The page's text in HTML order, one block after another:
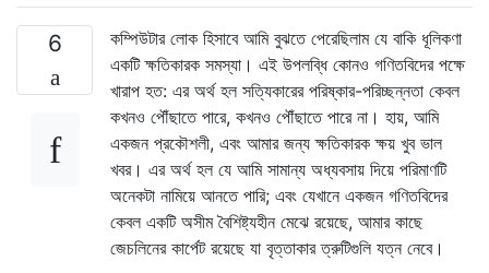
6
কম্পিউটার লোক হিসাবে আমি বুঝতে পেরেছিলাম যে বাকি ধূলিকণা
একটি ক্ষতিকারক সমস্যা। এই উপলব্ধি কোনও গণিতবিদের পক্ষে
খারাপ হত: এর অর্থ হল সত্যিকারের পরিষ্কার-পরিচ্ছন্নতা কেবল
কখনও পৌঁছাতে পারে, কখনও পৌঁছাতে পারে না। হায়, আমি
একজন প্রকৌশলী, এবং আমার জন্য ক্ষতিকারক ক্ষয় খুব ভাল
খবর। এর অর্থ হল যে আমি সামান্য অধ্যবসায় দিয়ে পরিমাণটি
অনেকটা নামিয়ে আনতে পারি; এবং যেখানে একজন গণিতবিদের
কেবল একটি অসীম বৈশিষ্ট্যহীন মেঝে রয়েছে, আমার কাছে
জেচলিনের কার্পেট রয়েছে যা বৃত্তাকার ত্রুটিগুলি যত্ন নেবে।